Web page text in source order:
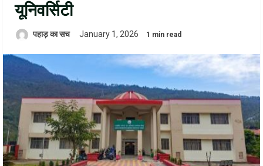
यूनिवर्सिटी
पहाड़ का सच January 1, 2026 1 min read